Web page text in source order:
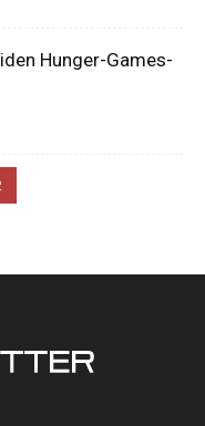
Hunger-Games-